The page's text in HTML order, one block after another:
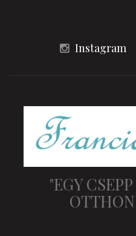
Instagram
"EGY